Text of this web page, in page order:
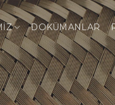
DOKÜMANLAR